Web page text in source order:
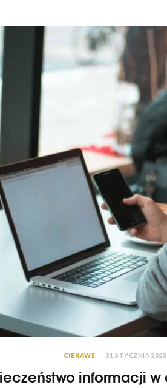
CIEKAWE 31 STYCZNIA 2023
informacji